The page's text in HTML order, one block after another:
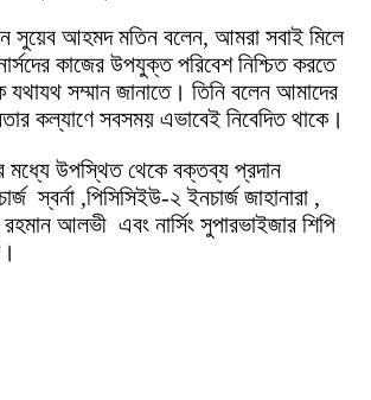
সুয়েব আহমদ মতিন বলেন, আমরা সবাই মিলে
কাজের উপযুক্ত পরিবেশ নিশ্চিত করতে
যথাযথ সম্মান জানাতে। তিনি বলেন আমাদের
কল্যাণে সবসময় এভাবেই নিবেদিত থাকে।
মধ্যে উপস্থিত থেকে বক্তব্য প্রদান
স্বর্না ,পিসিসিইউ-২ ইনচার্জ জাহানারা ,
রহমান আলভী এবং নার্সিং সুপারভাইজার শিপি